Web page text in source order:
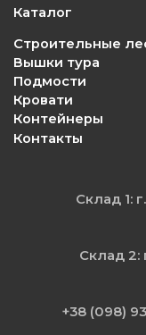
Каталог
Строительные
Вышки тура
Подмости
Кровати
Контейнеры
Контакты
Склад 1:
Склад 2:
+38 (098)